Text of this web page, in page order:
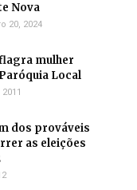
Nova
20, 2024
mulher
Local
dos prováveis
as eleições